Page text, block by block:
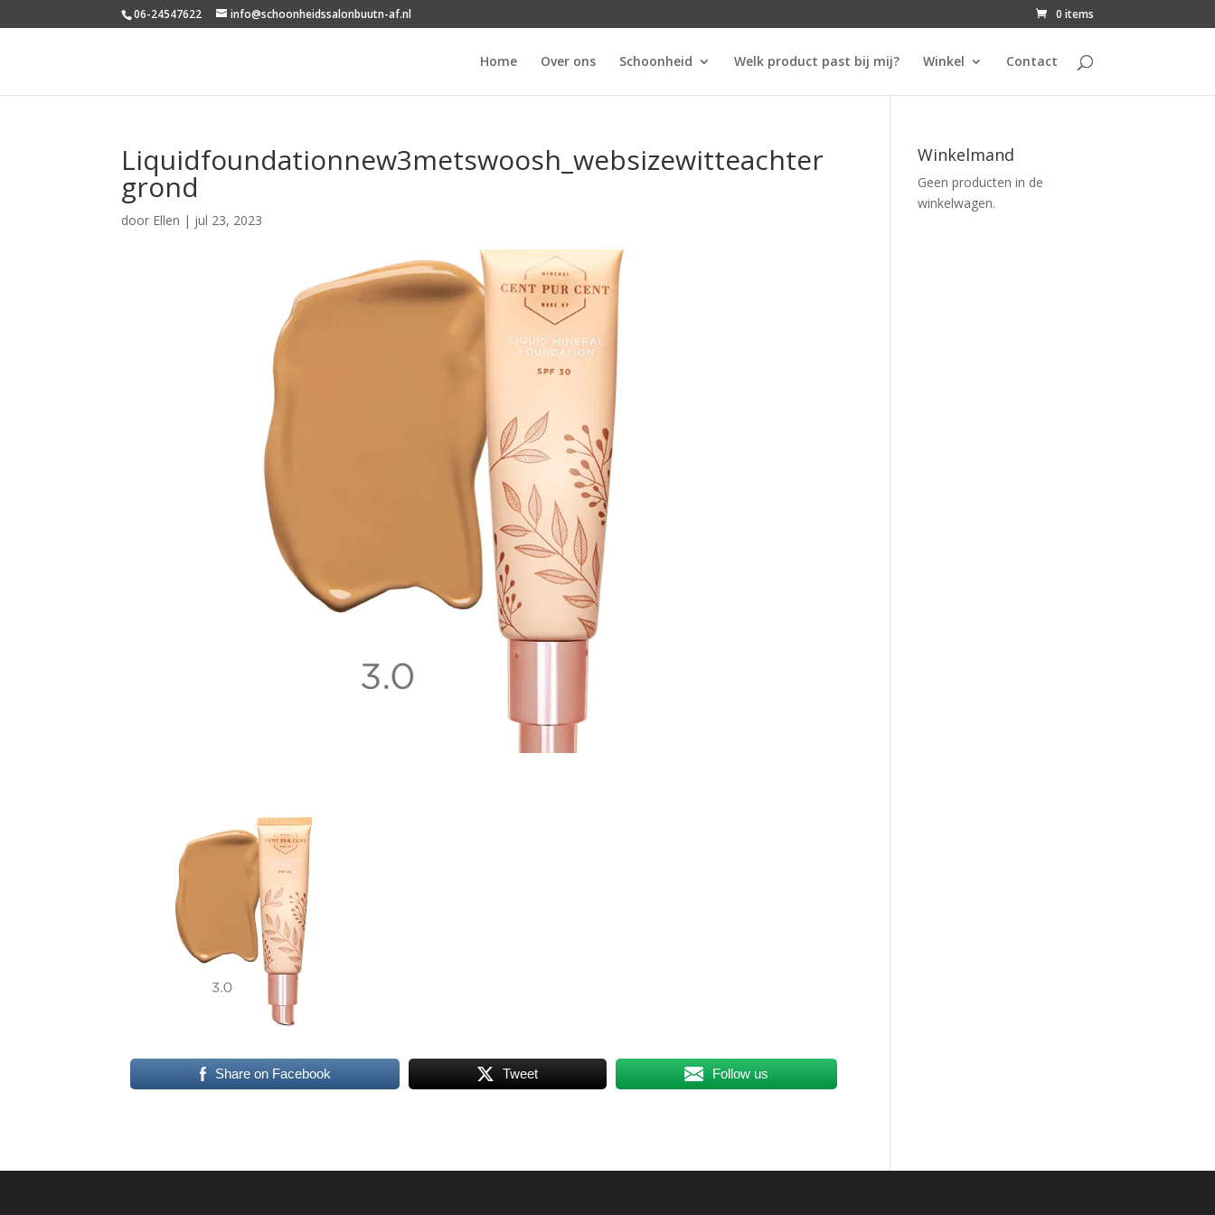
06-24547622 info@schoonheidssalonbuutn-af.nl 0 items
Home Over ons Schoonheid Welk product past bij mij? Winkel Contact
Liquidfoundationnew3metswoosh_websizewitteachter
grond
door Ellen | jul 23, 2023
Share on Facebook Tweet Follow us
Winkelmand
Geen producten in de
winkelwagen.